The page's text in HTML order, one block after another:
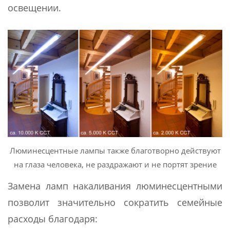
освещении.
Люминесцентные лампы также благотворно действуют
на глаза человека, не раздражают и не портят зрение
Замена ламп накаливания люминесцентными
позволит значительно сократить семейные
расходы благодаря: